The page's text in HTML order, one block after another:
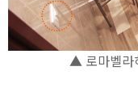
▲ 로마벨라